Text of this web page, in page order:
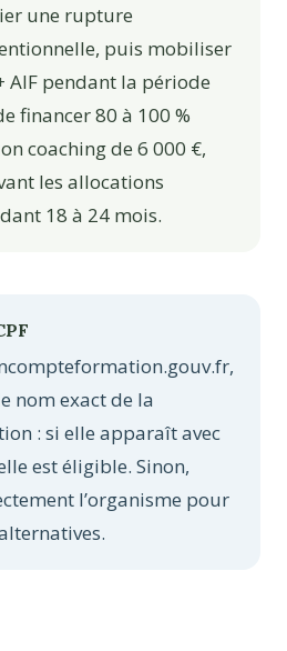
une rupture
puis mobiliser
AIF pendant la période
financer 80 à 100 %
coaching de 6 000 €,
les allocations
18 à 24 mois.
nom exact de la
: si elle apparaît avec
est éligible. Sinon,
l’organisme pour